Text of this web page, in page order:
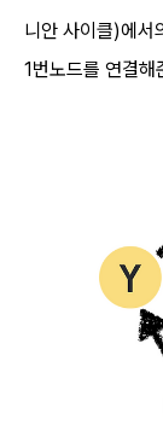
니안 사이클)에서
1번노드를 연결해